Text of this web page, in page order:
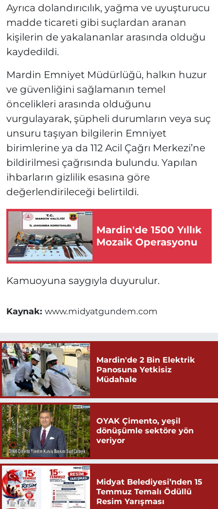
Ayrıca dolandırıcılık, yağma ve uyuşturucu
madde ticareti gibi suçlardan aranan
kişilerin de yakalananlar arasında olduğu
kaydedildi.
Mardin Emniyet Müdürlüğü, halkın huzur
ve güvenliğini sağlamanın temel
öncelikleri arasında olduğunu
vurgulayarak, şüpheli durumların veya suç
unsuru taşıyan bilgilerin Emniyet
birimlerine ya da 112 Acil Çağrı Merkezi’ne
bildirilmesi çağrısında bulundu. Yapılan
ihbarların gizlilik esasına göre
değerlendirileceği belirtildi.
Mardin'de 1500 Yıllık
Mozaik Operasyonu
Kamuoyuna saygıyla duyurulur.
Kaynak: www.midyatgundem.com
Mardin'de 2 Bin Elektrik
Panosuna Yetkisiz
Müdahale
OYAK Çimento, yeşil
dönüşümle sektöre yön
veriyor
Midyat Belediyesi’nden 15
Temmuz Temalı Ödüllü
Resim Yarışması